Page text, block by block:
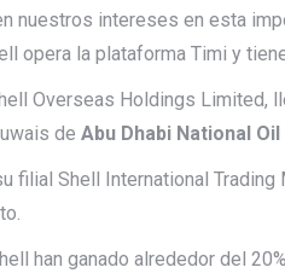
nuestros intereses en esta
opera la plataforma Timi y
Overseas Holdings Limited,
de Abu Dhabi National
filial Shell International
han ganado alrededor del